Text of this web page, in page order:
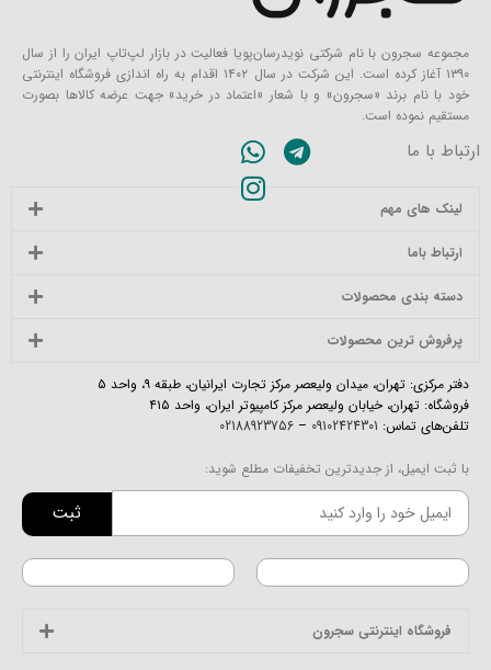
مجموعه سجرون با نام شرکتی نویدرسان‌پویا فعالیت در بازار لپ‌تاپ ایران را از سال
۱۳۹۰ آغاز کرده است. این شرکت در سال ۱۴۰۲ اقدام به راه اندازی فروشگاه اینترنتی
خود با نام برند «سجرون» و با شعار «اعتماد در خرید» جهت عرضه کالاها بصورت
مستقیم نموده است.
ارتباط با ما
لینک های مهم
ارتباط باما
دسته بندی محصولات
پرفروش ترین محصولات
دفتر مرکزی: تهران، میدان ولیعصر مرکز تجارت ایرانیان، طبقه ۹، واحد ۵
فروشگاه: تهران، خیابان ولیعصر مرکز کامپیوتر ایران، واحد ۴۱۵
تلفن‌های تماس: 09102424301
–
02188923756
با ثبت ایمیل، از جدیدترین تخفیفات مطلع شوید:
ثبت
فروشگاه اینترنتی سجرون